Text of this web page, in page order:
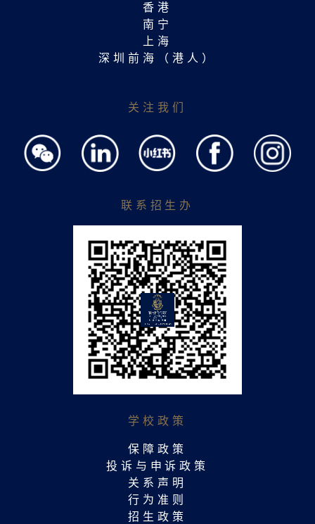
香港
南宁
上海
深圳前海（港人）
关注我们
联系招生办
学校政策
保障政策
投诉与申诉政策
关系声明
行为准则
招生政策